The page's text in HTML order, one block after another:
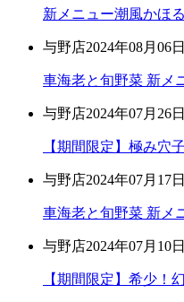
新メニュー潮風かほ
与野店2024年08月06日
車海老と旬野菜 新メ
与野店2024年07月26日
【期間限定】極み穴
与野店2024年07月17日
車海老と旬野菜 新メ
与野店2024年07月10日
【期間限定】希少！